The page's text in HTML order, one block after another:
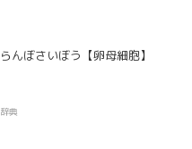
らんぼさいぼう【卵母細胞】
辞典